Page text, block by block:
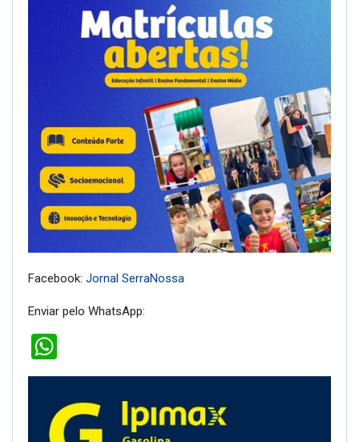
Facebook: Jornal SerraNossa
Enviar pelo WhatsApp: